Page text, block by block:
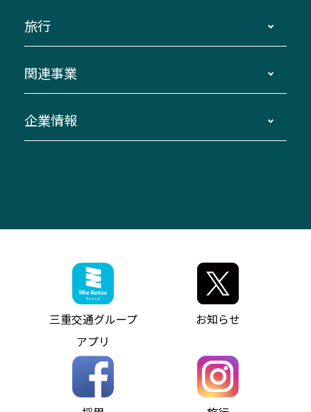
三重交通接近情報バスロケーションシステム
ダイヤ改正情報
迂回・休止について
臨時バスについて
伊勢二見鳥羽周遊バスCANばす
「みえブルーライン」（三重大学病院直通バ
神都ライナー
ミジュマルのラッピングバス（鈴鹿管内）
参宮バス
神都バス
パールシャトル
バス情報の見える化
コミュニティバス
バス・タクシー交通広告
伊賀～名古屋
南紀～VISON～名古屋
湯の山温泉～名古屋
桑名・長島温泉・金城ふ頭駅～中部国際空港
（休止中）
お客様駐車場のご案内
アイコンの説明
インターネット予約
よくあるご質問
お問い合わせ
貸切バスのご利用について
お問い合わせ
旅行
貸切バス団体旅行
美し国周遊ばす
関連事業
自家用自動車車両運行管理
ザ・バスコレクション三重交通バスセット
三重交通公式グッズ
企業情報
ファンコーナー
お問い合わせ
お知らせ・最新情報一覧
ニュースリリース
お問い合わせ
個人情報保護方針
ソーシャルメディア運用ポリシー
三重交通グループ
アプリ
お知らせ